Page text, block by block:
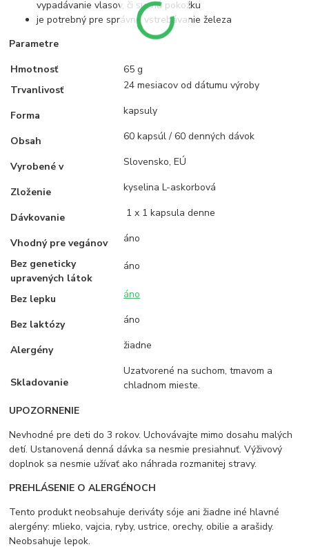
vypadávanie vlasov, či suchú pokožku
je potrebný pre správne vstrebávanie železa
Parametre
Hmotnosť
65 g
Trvanlivosť
24 mesiacov od dátumu výroby
Forma kapsuly
Obsah 60 kapsúl / 60 denných dávok
Vyrobené v Slovensko, EÚ
Zloženie kyselina L-askorbová
Dávkovanie 1 x 1 kapsula denne
Vhodný pre vegánov
áno
Bez geneticky
upravených látok
áno
Bez lepku áno
Bez laktózy áno
Alergény žiadne
Skladovanie
Uzatvorené na suchom, tmavom a
chladnom mieste.
UPOZORNENIE
Nevhodné pre deti do 3 rokov. Uchovávajte mimo dosahu malých
detí. Ustanovená denná dávka sa nesmie presiahnuť. Výživový
doplnok sa nesmie užívať ako náhrada rozmanitej stravy.
PREHLÁSENIE O ALERGÉNOCH
Tento produkt neobsahuje deriváty sóje ani žiadne iné hlavné
alergény: mlieko, vajcia, ryby, ustrice, orechy, obilie a arašidy.
Neobsahuje lepok.